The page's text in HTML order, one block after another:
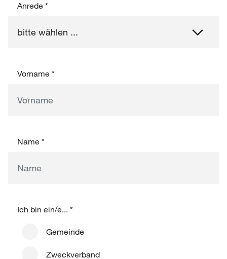
Anrede *
Vorname *
Name *
Ich bin ein/e... *
Gemeinde
Zweckverband